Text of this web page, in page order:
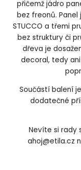
přičemž jádro
bez freonů.
STUCCO a třemi
bez struktury či
dřeva je
decoral, tedy
Součástí balení
dodatečné
Nevíte si rady
ahoj@etila.cz